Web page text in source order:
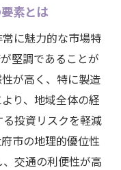
に及ぼす影響
の変動
係
相場に与える影
買タイミングを
素とは
に魅力的な市場特
堅調であることが
が高く、特に製造
り、地域全体の経
投資リスクを軽減
市の地理的優位性
交通の利便性が高